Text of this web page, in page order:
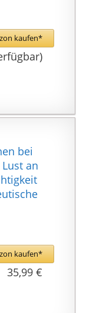
dem
auch
zur
und die
P
x 169
kaufen*
bei
Lust an
kaufen*
35,99 €